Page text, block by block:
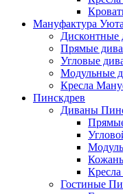
Мануфактура Уюта
Дисконтные
Прямые
Угловые
Модульные
Кресла
Пинскдрев
Диваны
Гостиные